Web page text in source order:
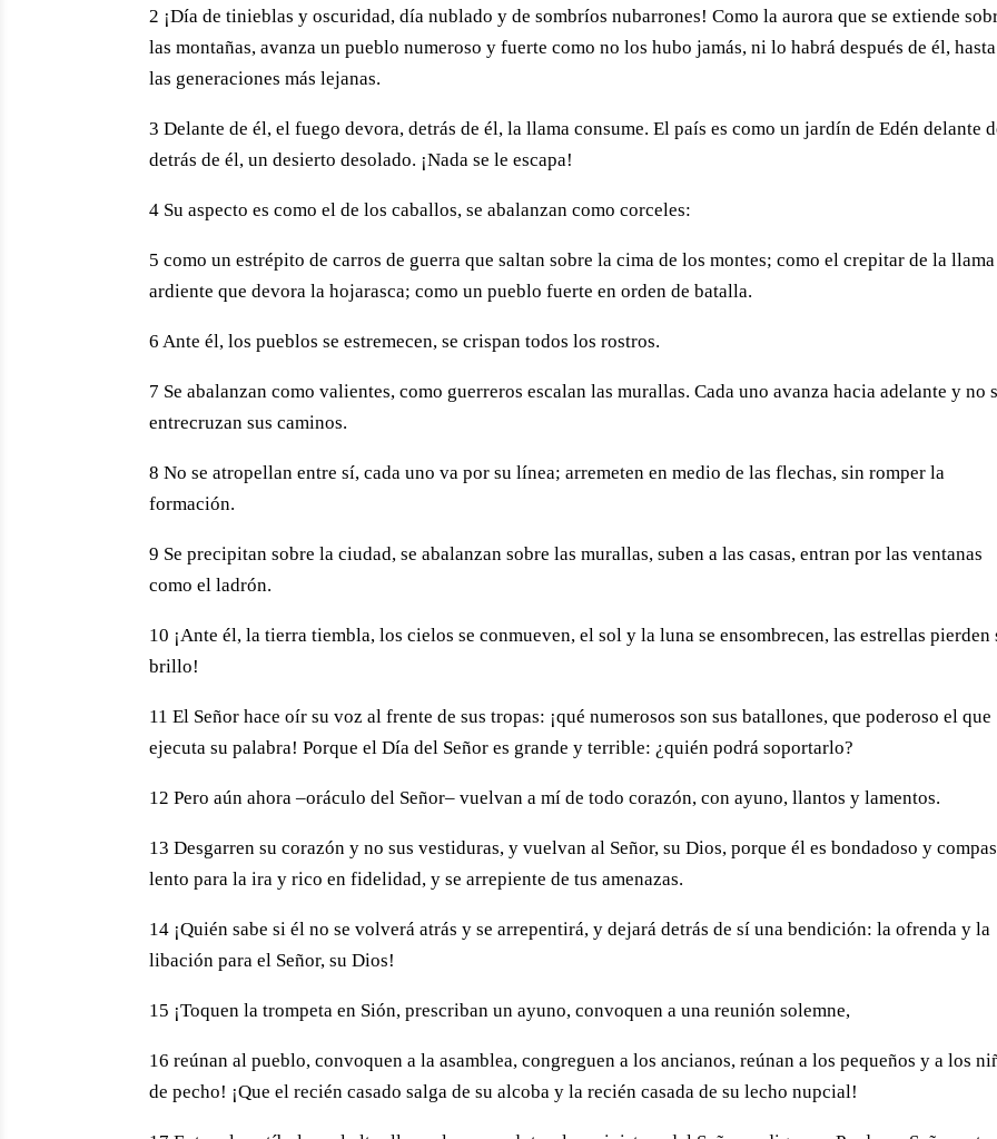
2 ¡Día de tinieblas y oscuridad, día nublado y de sombríos nubarrones! Como la aurora que se extiende
las montañas, avanza un pueblo numeroso y fuerte como no los hubo jamás, ni lo habrá después de él,
las generaciones más lejanas.
3 Delante de él, el fuego devora, detrás de él, la llama consume. El país es como un jardín de Edén delante
detrás de él, un desierto desolado. ¡Nada se le escapa!
4 Su aspecto es como el de los caballos, se abalanzan como corceles:
5 como un estrépito de carros de guerra que saltan sobre la cima de los montes; como el crepitar de la llama
ardiente que devora la hojarasca; como un pueblo fuerte en orden de batalla.
6 Ante él, los pueblos se estremecen, se crispan todos los rostros.
7 Se abalanzan como valientes, como guerreros escalan las murallas. Cada uno avanza hacia adelante y no
entrecruzan sus caminos.
8 No se atropellan entre sí, cada uno va por su línea; arremeten en medio de las flechas, sin romper la
formación.
9 Se precipitan sobre la ciudad, se abalanzan sobre las murallas, suben a las casas, entran por las ventanas
como el ladrón.
10 ¡Ante él, la tierra tiembla, los cielos se conmueven, el sol y la luna se ensombrecen, las estrellas pierden
brillo!
11 El Señor hace oír su voz al frente de sus tropas: ¡qué numerosos son sus batallones, que poderoso el que
ejecuta su palabra! Porque el Día del Señor es grande y terrible: ¿quién podrá soportarlo?
12 Pero aún ahora –oráculo del Señor– vuelvan a mí de todo corazón, con ayuno, llantos y lamentos.
13 Desgarren su corazón y no sus vestiduras, y vuelvan al Señor, su Dios, porque él es bondadoso y
lento para la ira y rico en fidelidad, y se arrepiente de tus amenazas.
14 ¡Quién sabe si él no se volverá atrás y se arrepentirá, y dejará detrás de sí una bendición: la ofrenda y la
libación para el Señor, su Dios!
15 ¡Toquen la trompeta en Sión, prescriban un ayuno, convoquen a una reunión solemne,
16 reúnan al pueblo, convoquen a la asamblea, congreguen a los ancianos, reúnan a los pequeños y a los
de pecho! ¡Que el recién casado salga de su alcoba y la recién casada de su lecho nupcial!